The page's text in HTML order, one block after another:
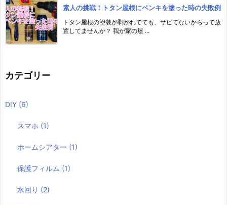
素人の挑戦！トタン屋根にペンキを塗った時の失敗例
トタン屋根の塗装が剥がれてても、サビてないからって放
置してませんか？ 我が家の屋 ...
カテゴリー
DIY (6)
スマホ (1)
ホームシアター (1)
保護フィルム (1)
水回り (2)